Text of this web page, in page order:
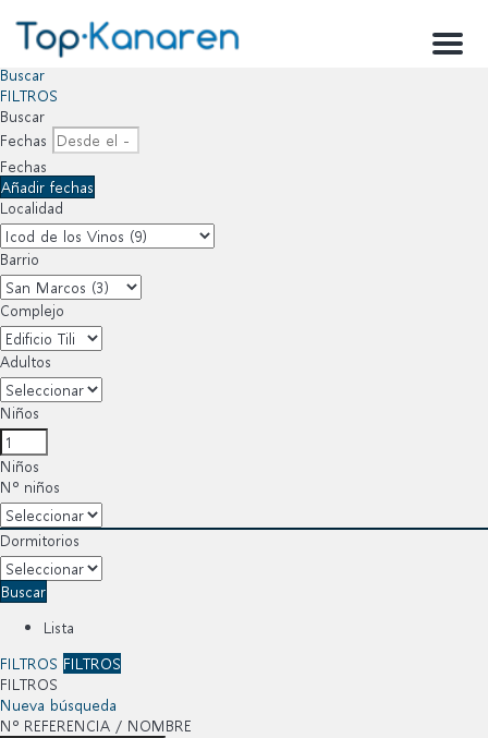
Menu
Buscar
FILTROS
Buscar
Fechas
Fechas
Añadir fechas
Localidad
Barrio
Complejo
Adultos
Niños
Niños
Nº niños
Dormitorios
Buscar
Lista
FILTROS FILTROS
FILTROS
Nueva búsqueda
Nº REFERENCIA / NOMBRE